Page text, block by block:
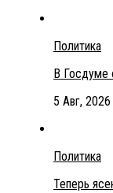
Политика
В Госдуме
5 Авг, 2026
Политика
Теперь